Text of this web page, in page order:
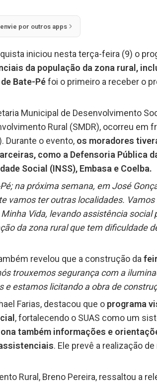
por outros apps
iniciou nesta terça-feira (9) o
da população da zona rural,
Bate-Péfoi o primeiro a receber o
Municipal de Desenvolvimento
Rural (SMDR), ocorreu em
Durante o evento, os moradores
como a Defensoria Pública
Social (INSS), Embasa e Coelba.
na próxima semana, em José
vamos ter outras localidades.
Vida, levando assistência
da zona rural que tem dificuldade
revelou que a construção da
trouxemos segurança com a
e estamos licitando a obra de
Farias, destacou que o programa
, fortalecendo o SUAS como um
também informações e
. Ele prevê a realização
Rural, Breno Pereira, ressaltou a